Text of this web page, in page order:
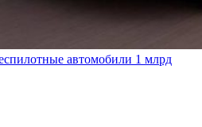
автомобили 1 млрд